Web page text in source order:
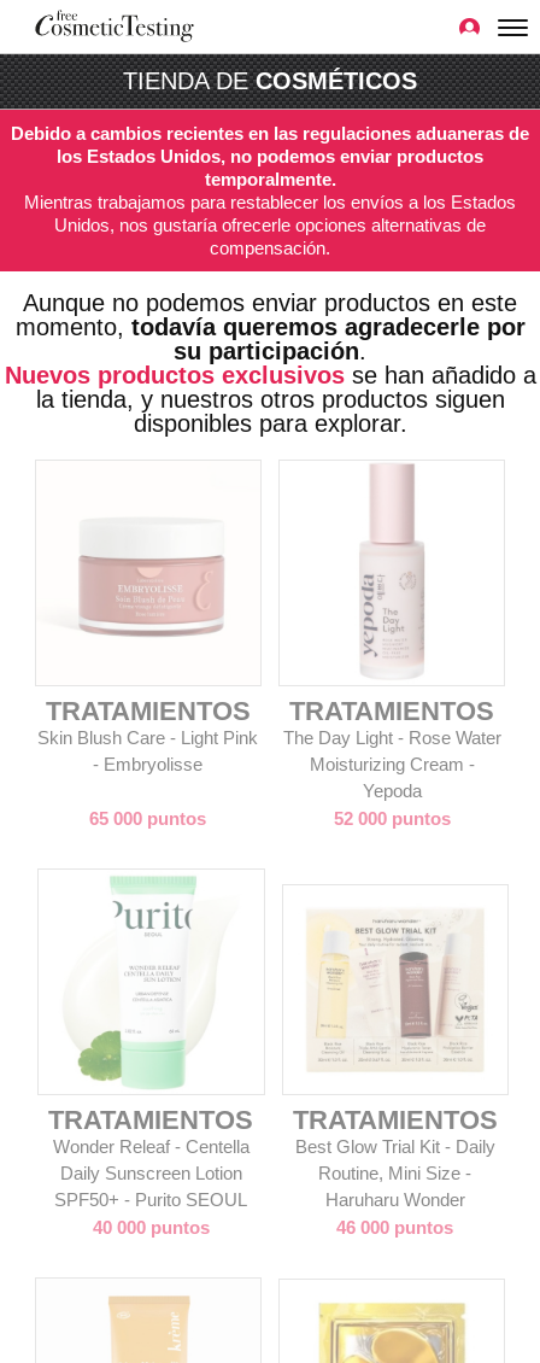
TIENDA DECOSMÉTICOS
Debido a cambios recientes en las regulaciones aduaneras de
los Estados Unidos, no podemos enviar productos
temporalmente.
Mientras trabajamos para restablecer los envíos a los Estados
Unidos, nos gustaría ofrecerle opciones alternativas de
compensación.
Aunque no podemos enviar productos en este
momento, todavía queremos agradecerle por
su participación.
Nuevos productos exclusivosse han añadido a
la tienda, y nuestros otros productos siguen
disponibles para explorar.
TRATAMIENTOS
Skin Blush Care - Light Pink
- Embryolisse
65 000 puntos
TRATAMIENTOS
The Day Light - Rose Water
Moisturizing Cream -
Yepoda
52 000 puntos
TRATAMIENTOS
Wonder Releaf - Centella
Daily Sunscreen Lotion
SPF50+ - Purito SEOUL
40 000 puntos
TRATAMIENTOS
Best Glow Trial Kit - Daily
Routine, Mini Size -
Haruharu Wonder
46 000 puntos